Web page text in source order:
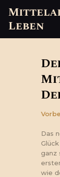
Leben
Das
ganz
wie